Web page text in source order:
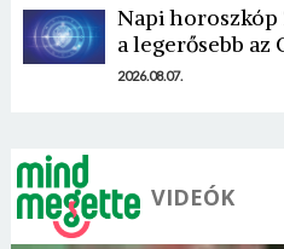
Napi horoszkóp
a legerősebb az
2026.08.07.
VIDEÓK